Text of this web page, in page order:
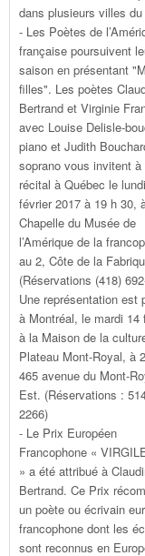
dans plusieurs villes du
- Les Poètes de
française poursuivent
saison en présentant
filles". Les poètes
Bertrand et Virginie
avec Louise Delisle-
piano et Judith
soprano vous invitent à
récital à Québec le
février 2017 à 19 h 30,
Chapelle du Musée de
l’Amérique de la
au 2, Côte de la
(Réservations (418)
Une représentation est
à Montréal, le mardi 14
à la Maison de la
Plateau Mont-Royal, à
465 avenue du Mont-
Est. (Réservations :
2266)
- Le Prix Européen
Francophone «
» a été attribué à
Bertrand. Ce Prix
un poète ou écrivain
francophone dont les
sont reconnus en